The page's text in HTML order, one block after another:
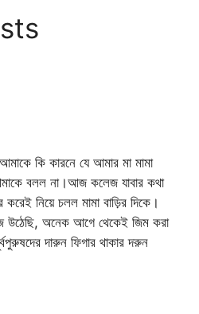
কি কারনে যে আমার মা মামা
বলল না।আজ কলেজ যাবার কথা
নিয়ে চলল মামা বাড়ির দিকে।
উঠেছি, অনেক আগে থেকেই জিম করা
দারুন ফিগার থাকার দরুন